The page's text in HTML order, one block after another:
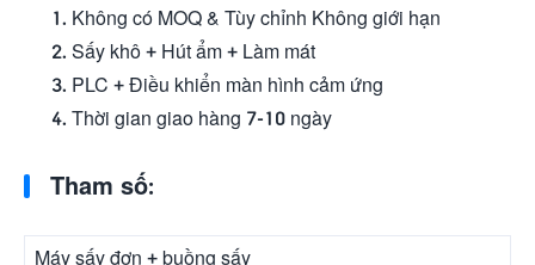
Không có MOQ & Tùy chỉnh Không giới hạn
Sấy khô + Hút ẩm + Làm mát
PLC + Điều khiển màn hình cảm ứng
Thời gian giao hàng 7-10 ngày
Tham số:
Máy sấy đơn + buồng sấy